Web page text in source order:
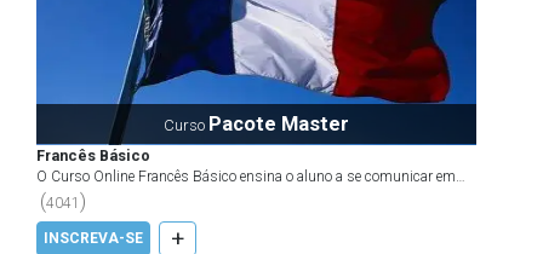
Curso Pacote Master
Francês Básico
O Curso Online Francês Básico ensina o aluno a se comunicar em
Francês por meio de frases curtas e simples, focadas...
(4041 )
INSCREVA-SE +